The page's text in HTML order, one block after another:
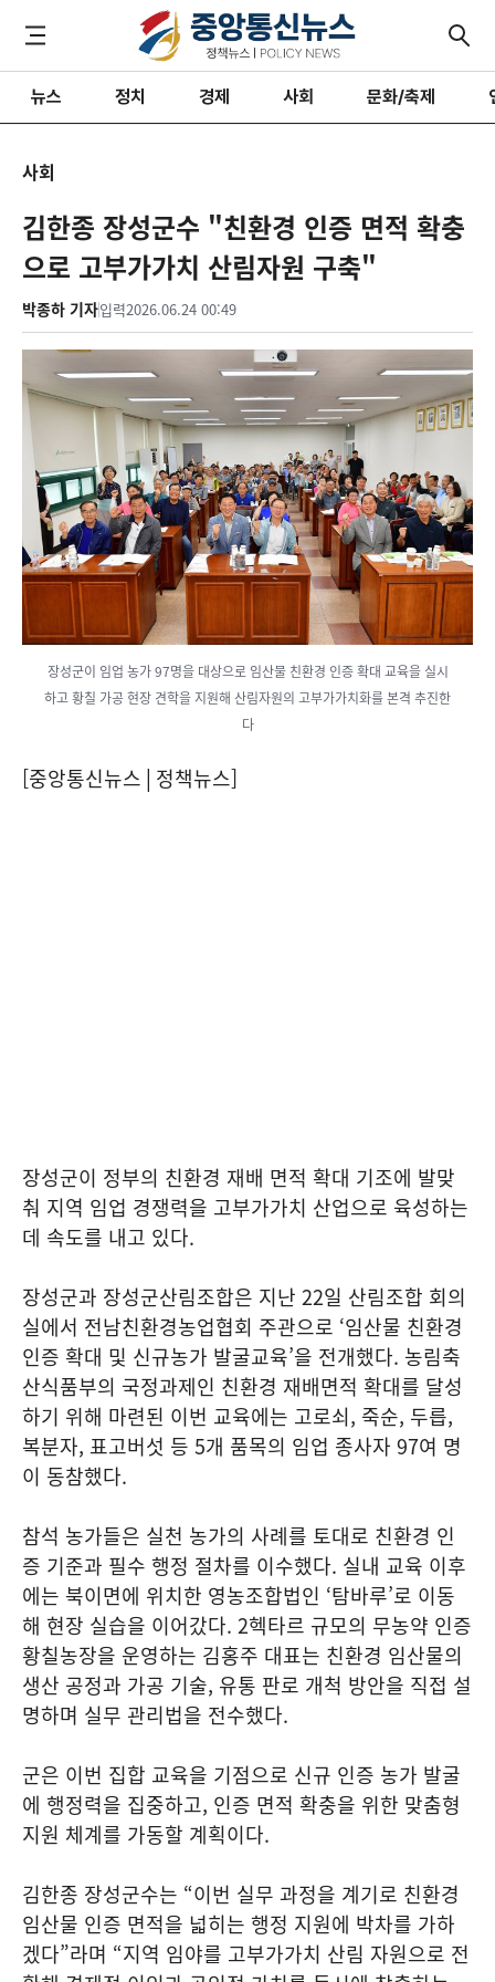
뉴스 정치 경제 사회 문화/축제
사회
김한종 장성군수 "친환경 인증 면적 확충
으로 고부가가치 산림자원 구축"
박종하 기자입력2026.06.24 00:49
장성군이 임업 농가 97명을 대상으로 임산물 친환경 인증 확대 교육을 실시
하고 황칠 가공 현장 견학을 지원해 산림자원의 고부가가치화를 본격 추진한
다
[중앙통신뉴스│정책뉴스]
장성군이 정부의 친환경 재배 면적 확대 기조에 발맞
춰 지역 임업 경쟁력을 고부가가치 산업으로 육성하는
데 속도를 내고 있다.
장성군과 장성군산림조합은 지난 22일 산림조합 회의
실에서 전남친환경농업협회 주관으로 ‘임산물 친환경
인증 확대 및 신규농가 발굴교육’을 전개했다. 농림축
산식품부의 국정과제인 친환경 재배면적 확대를 달성
하기 위해 마련된 이번 교육에는 고로쇠, 죽순, 두릅,
복분자, 표고버섯 등 5개 품목의 임업 종사자 97여 명
이 동참했다.
참석 농가들은 실천 농가의 사례를 토대로 친환경 인
증 기준과 필수 행정 절차를 이수했다. 실내 교육 이후
에는 북이면에 위치한 영농조합법인 ‘탐바루’로 이동
해 현장 실습을 이어갔다. 2헥타르 규모의 무농약 인증
황칠농장을 운영하는 김홍주 대표는 친환경 임산물의
생산 공정과 가공 기술, 유통 판로 개척 방안을 직접 설
명하며 실무 관리법을 전수했다.
군은 이번 집합 교육을 기점으로 신규 인증 농가 발굴
에 행정력을 집중하고, 인증 면적 확충을 위한 맞춤형
지원 체계를 가동할 계획이다.
김한종 장성군수는 “이번 실무 과정을 계기로 친환경
임산물 인증 면적을 넓히는 행정 지원에 박차를 가하
겠다”라며 “지역 임야를 고부가가치 산림 자원으로 전